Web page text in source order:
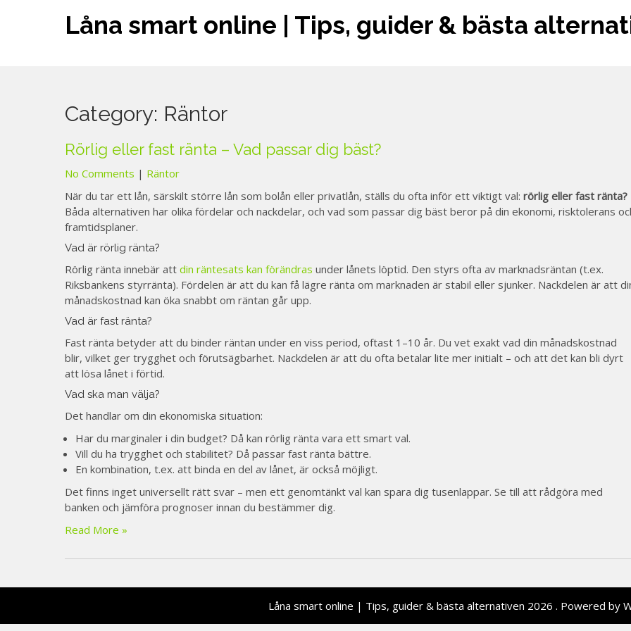
Låna smart online | Tips, guider & bästa
Category: Räntor
Rörlig eller fast ränta – Vad passar dig bäst?
No Comments | Räntor
När du tar ett lån, särskilt större lån som bolån eller privatlån, ställs du ofta inför ett viktigt val: rörlig eller fast ränta?
Båda alternativen har olika fördelar och nackdelar, och vad som passar dig bäst beror på din ekonomi, risktolerans
framtidsplaner.
Vad är rörlig ränta?
Rörlig ränta innebär att din räntesats kan förändras under lånets löptid. Den styrs ofta av marknadsräntan (t.ex.
Riksbankens styrränta). Fördelen är att du kan få lägre ränta om marknaden är stabil eller sjunker. Nackdelen är att
månadskostnad kan öka snabbt om räntan går upp.
Vad är fast ränta?
Fast ränta betyder att du binder räntan under en viss period, oftast 1–10 år. Du vet exakt vad din månadskostnad
blir, vilket ger trygghet och förutsägbarhet. Nackdelen är att du ofta betalar lite mer initialt – och att det kan bli dyrt
att lösa lånet i förtid.
Vad ska man välja?
Det handlar om din ekonomiska situation:
Har du marginaler i din budget? Då kan rörlig ränta vara ett smart val.
Vill du ha trygghet och stabilitet? Då passar fast ränta bättre.
En kombination, t.ex. att binda en del av lånet, är också möjligt.
Det finns inget universellt rätt svar – men ett genomtänkt val kan spara dig tusenlappar. Se till att rådgöra med
banken och jämföra prognoser innan du bestämmer dig.
Read More »
Låna smart online | Tips, guider & bästa alternativen 2026 . Powered by